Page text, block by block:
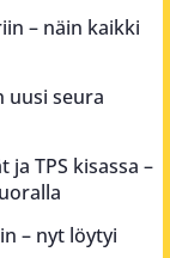
– näin kaikki
uusi seura
ja TPS kisassa –
– nyt löytyi